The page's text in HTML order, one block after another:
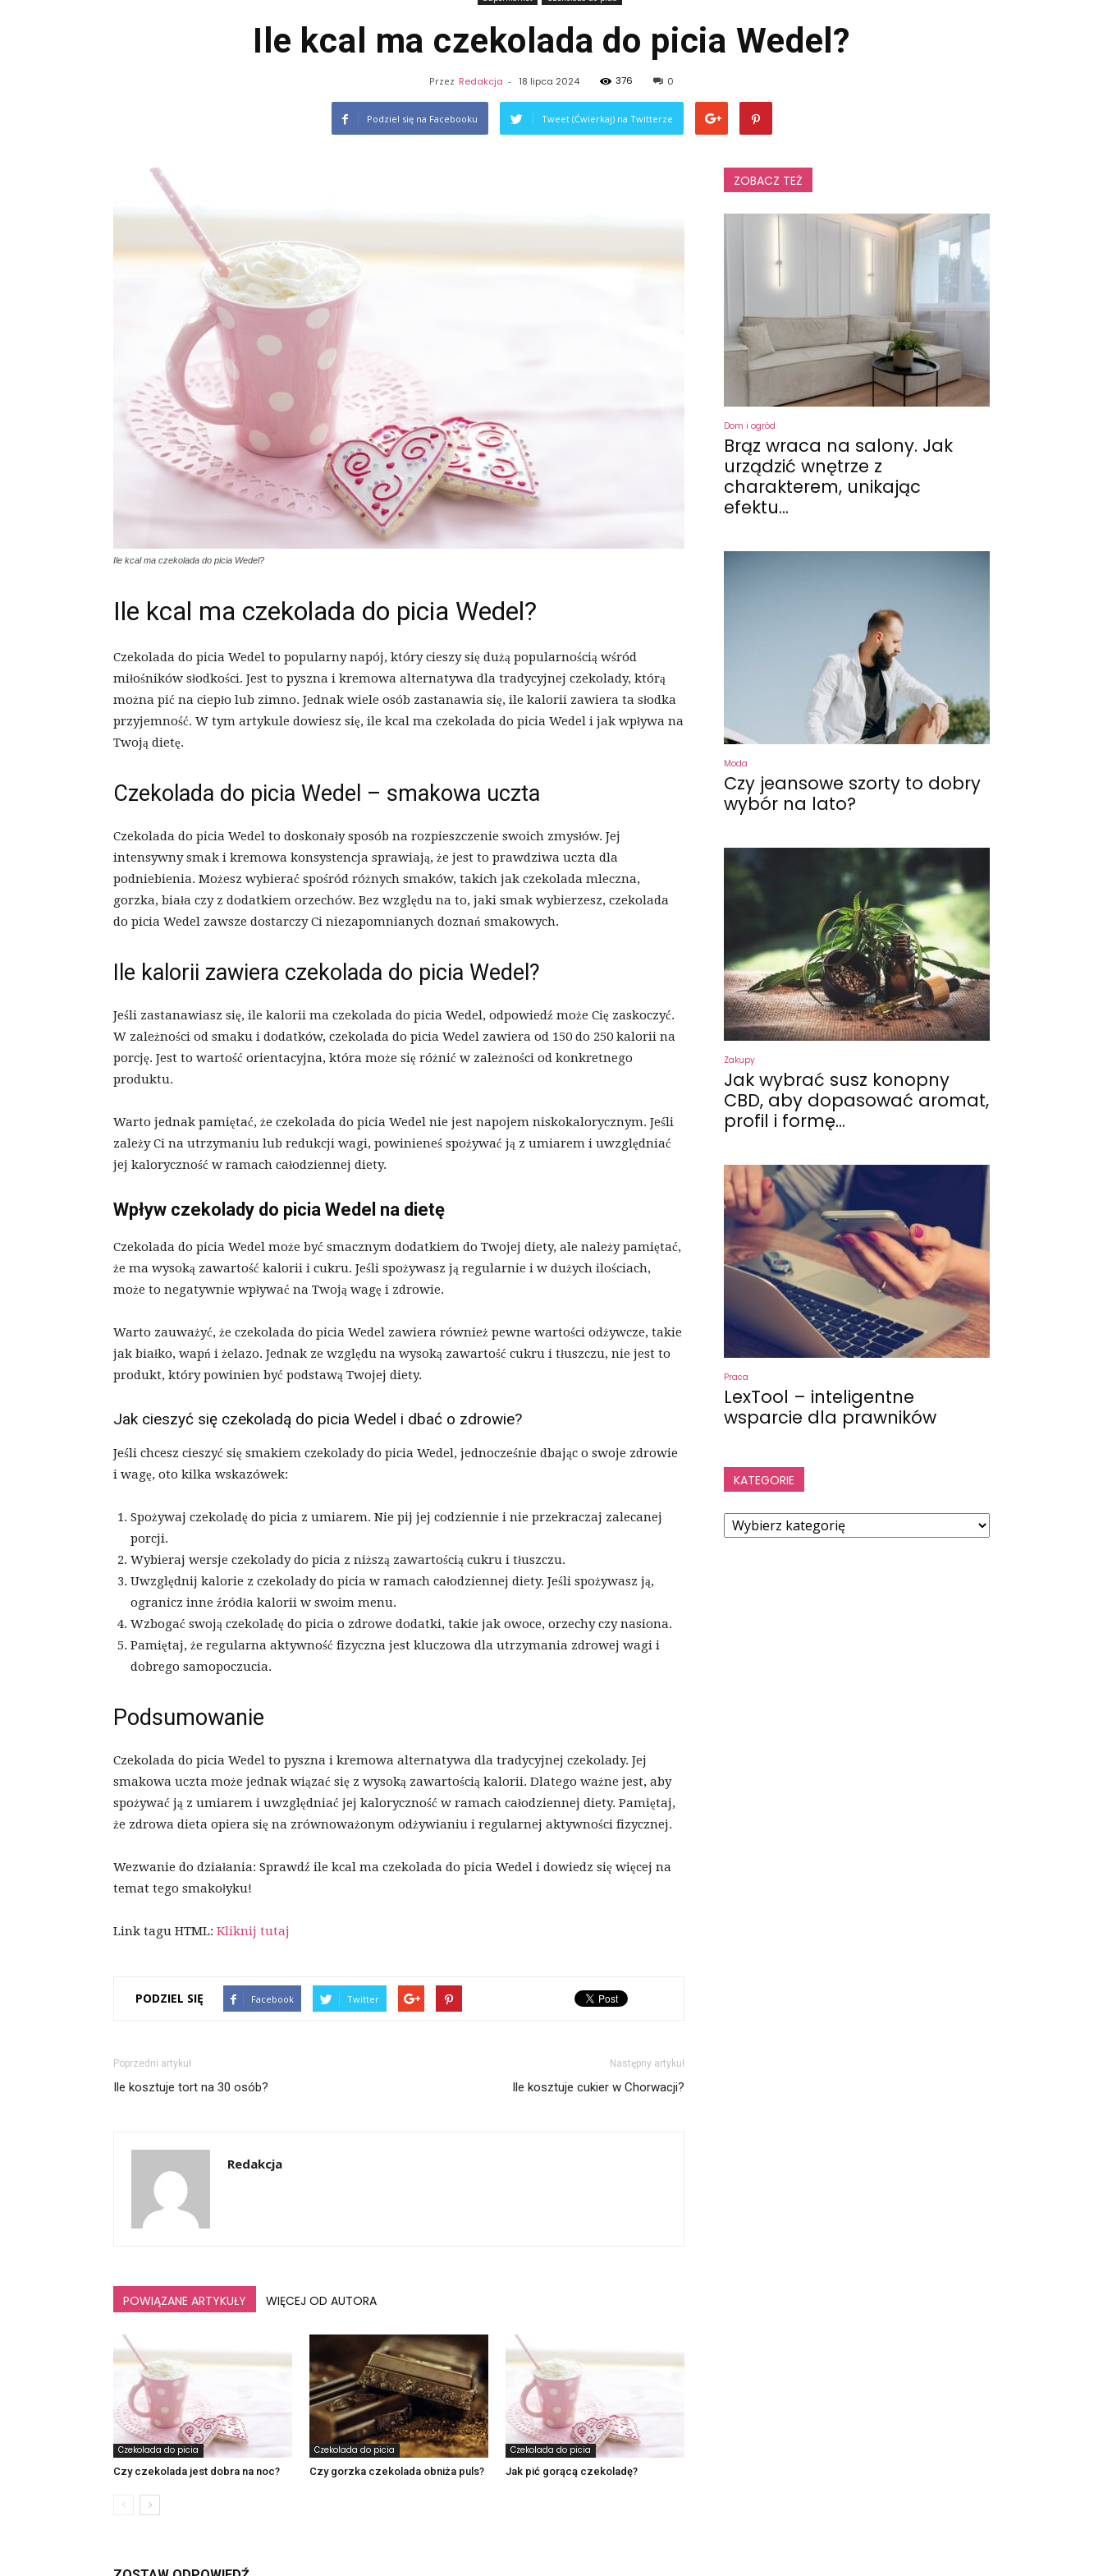
Ile kcal ma czekolada do picia Wedel?
Przez Redakcja - 18 lipca 2024 376 0
Podziel się na Facebooku Tweet (Ćwierkaj) na Twitterze
Ile kcal ma czekolada do picia Wedel?
Ile kcal ma czekolada do picia Wedel?
Czekolada do picia Wedel to popularny napój, który cieszy się dużą popularnością wśród
miłośników słodkości. Jest to pyszna i kremowa alternatywa dla tradycyjnej czekolady, którą
można pić na ciepło lub zimno. Jednak wiele osób zastanawia się, ile kalorii zawiera ta słodka
przyjemność. W tym artykule dowiesz się, ile kcal ma czekolada do picia Wedel i jak wpływa na
Twoją dietę.
Czekolada do picia Wedel – smakowa uczta
Czekolada do picia Wedel to doskonały sposób na rozpieszczenie swoich zmysłów. Jej
intensywny smak i kremowa konsystencja sprawiają, że jest to prawdziwa uczta dla
podniebienia. Możesz wybierać spośród różnych smaków, takich jak czekolada mleczna,
gorzka, biała czy z dodatkiem orzechów. Bez względu na to, jaki smak wybierzesz, czekolada
do picia Wedel zawsze dostarczy Ci niezapomnianych doznań smakowych.
Ile kalorii zawiera czekolada do picia Wedel?
Jeśli zastanawiasz się, ile kalorii ma czekolada do picia Wedel, odpowiedź może Cię zaskoczyć.
W zależności od smaku i dodatków, czekolada do picia Wedel zawiera od 150 do 250 kalorii na
porcję. Jest to wartość orientacyjna, która może się różnić w zależności od konkretnego
produktu.
Warto jednak pamiętać, że czekolada do picia Wedel nie jest napojem niskokalorycznym. Jeśli
zależy Ci na utrzymaniu lub redukcji wagi, powinieneś spożywać ją z umiarem i uwzględniać
jej kaloryczność w ramach całodziennej diety.
Wpływ czekolady do picia Wedel na dietę
Czekolada do picia Wedel może być smacznym dodatkiem do Twojej diety, ale należy pamiętać,
że ma wysoką zawartość kalorii i cukru. Jeśli spożywasz ją regularnie i w dużych ilościach,
może to negatywnie wpływać na Twoją wagę i zdrowie.
Warto zauważyć, że czekolada do picia Wedel zawiera również pewne wartości odżywcze, takie
jak białko, wapń i żelazo. Jednak ze względu na wysoką zawartość cukru i tłuszczu, nie jest to
produkt, który powinien być podstawą Twojej diety.
Jak cieszyć się czekoladą do picia Wedel i dbać o zdrowie?
Jeśli chcesz cieszyć się smakiem czekolady do picia Wedel, jednocześnie dbając o swoje zdrowie
i wagę, oto kilka wskazówek:
Spożywaj czekoladę do picia z umiarem. Nie pij jej codziennie i nie przekraczaj zalecanej
porcji.
Wybieraj wersje czekolady do picia z niższą zawartością cukru i tłuszczu.
Uwzględnij kalorie z czekolady do picia w ramach całodziennej diety. Jeśli spożywasz ją,
ogranicz inne źródła kalorii w swoim menu.
Wzbogać swoją czekoladę do picia o zdrowe dodatki, takie jak owoce, orzechy czy nasiona.
Pamiętaj, że regularna aktywność fizyczna jest kluczowa dla utrzymania zdrowej wagi i
dobrego samopoczucia.
Podsumowanie
Czekolada do picia Wedel to pyszna i kremowa alternatywa dla tradycyjnej czekolady. Jej
smakowa uczta może jednak wiązać się z wysoką zawartością kalorii. Dlatego ważne jest, aby
spożywać ją z umiarem i uwzględniać jej kaloryczność w ramach całodziennej diety. Pamiętaj,
że zdrowa dieta opiera się na zrównoważonym odżywianiu i regularnej aktywności fizycznej.
Wezwanie do działania: Sprawdź ile kcal ma czekolada do picia Wedel i dowiedz się więcej na
temat tego smakołyku!
Link tagu HTML: Kliknij tutaj
PODZIEL SIĘ Facebook Twitter
Poprzedni artykuł
Ile kosztuje tort na 30 osób?
Następny artykuł
Ile kosztuje cukier w Chorwacji?
Redakcja
POWIĄZANE ARTYKUŁY WIĘCEJ OD AUTORA
Czekolada do picia
Czy czekolada jest dobra na noc?
Czekolada do picia
Czy gorzka czekolada obniża puls?
Czekolada do picia
Jak pić gorącą czekoladę?
ZOBACZ TEŻ
Dom i ogród
Brąz wraca na salony. Jak
urządzić wnętrze z
charakterem, unikając
efektu...
Moda
Czy jeansowe szorty to dobry
wybór na lato?
Zakupy
Jak wybrać susz konopny
CBD, aby dopasować aromat,
profil i formę...
Praca
LexTool – inteligentne
wsparcie dla prawników
KATEGORIE
Kategorie